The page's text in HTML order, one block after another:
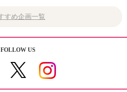
すめ企画一覧
FOLLOW US